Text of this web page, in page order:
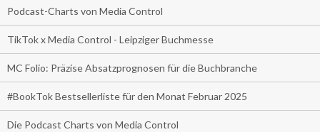
Podcast-Charts von Media Control
TikTok x Media Control - Leipziger Buchmesse
MC Folio: Präzise Absatzprognosen für die Buchbranche
#BookTok Bestsellerliste für den Monat Februar 2025
Die Podcast Charts von Media Control